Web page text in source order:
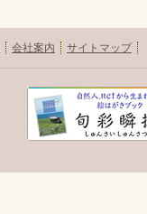
会社案内 サイトマップ